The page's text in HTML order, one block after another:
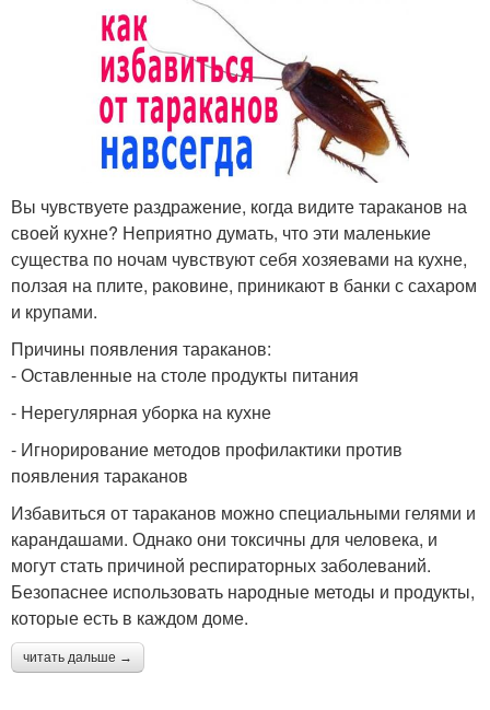
Вы чувствуете раздражение, когда видите тараканов на
своей кухне? Неприятно думать, что эти маленькие
существа по ночам чувствуют себя хозяевами на кухне,
ползая на плите, раковине, приникают в банки с сахаром
и крупами.
Причины появления тараканов:
- Оставленные на столе продукты питания
- Нерегулярная уборка на кухне
- Игнорирование методов профилактики против
появления тараканов
Избавиться от тараканов можно специальными гелями и
карандашами. Однако они токсичны для человека, и
могут стать причиной респираторных заболеваний.
Безопаснее использовать народные методы и продукты,
которые есть в каждом доме.
читать дальше →